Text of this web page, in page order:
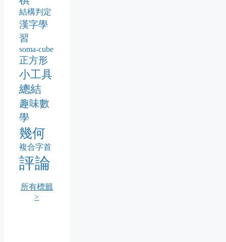
結構判定
漢字學
習
soma-cube
正方形
小工具
總結
趣味數
學
幾何
複合字首
評論
所有標籤
>